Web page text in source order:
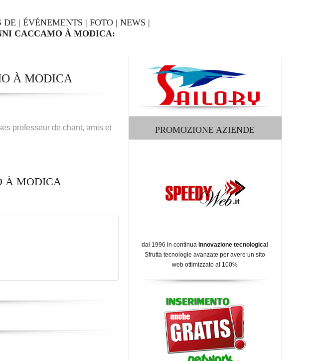
DE | ÉVÉNEMENTS | FOTO | NEWS |
CACCAMO À MODICA:
À MODICA
professeur de chant, amis et
À MODICA
PROMOZIONE AZIENDE
dal 1996 in continua innovazione tecnologica!
Sfrutta tecnologie avanzate per avere un sito
web ottimizzato al 100%